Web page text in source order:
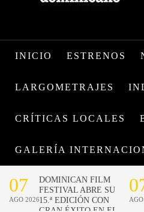
INICIO ESTRENOS
LARGOMETRAJES
CRÍTICAS LOCALES
GALERÍA